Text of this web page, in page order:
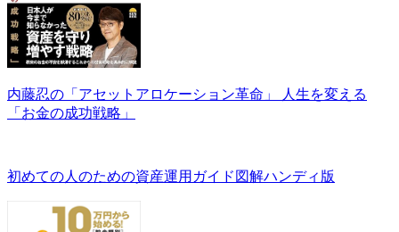
内藤忍の「アセットアロケーション革命」 人生を変える
「お金の成功戦略」
初めての人のための資産運用ガイド図解ハンディ版